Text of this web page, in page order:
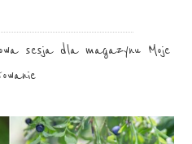
sesja dla magazynu Moje